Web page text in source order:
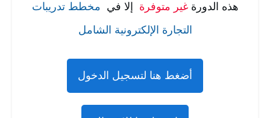
هذه الدورةغير متوفرة إلا في مخطط تدريبات
التجارة الإلكترونية الشامل
أضغط هنا لتسجيل الدخول